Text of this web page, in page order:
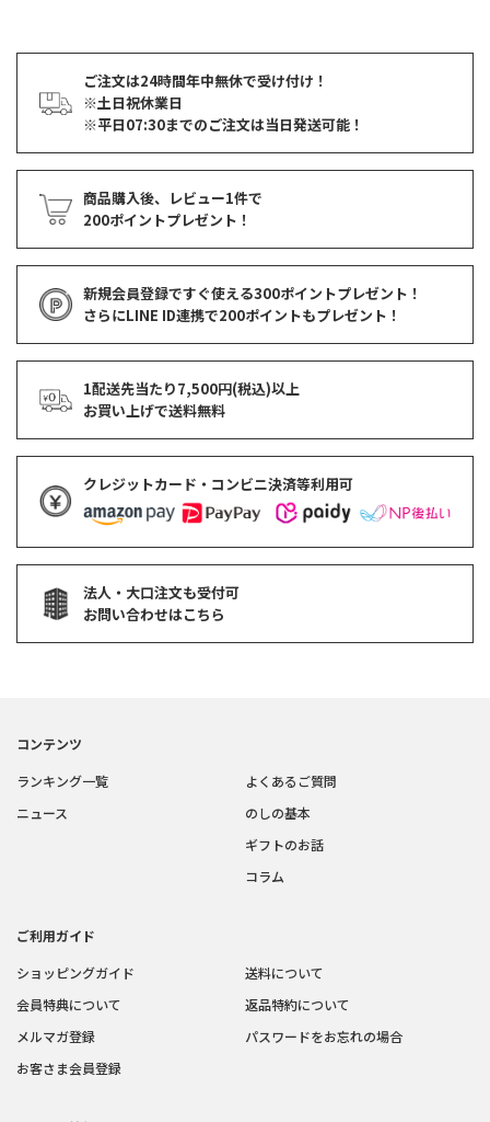
ご注文は24時間年中無休で受け付け！
※土日祝休業日
※平日07:30までのご注文は当日発送可能！
商品購入後、レビュー1件で
200ポイントプレゼント！
新規会員登録ですぐ使える300ポイントプレゼント！
さらにLINE ID連携で200ポイントもプレゼント！
1配送先当たり7,500円(税込)以上
お買い上げで送料無料
クレジットカード・コンビニ決済等利用可
法人・大口注文も受付可
お問い合わせはこちら
コンテンツ
ランキング一覧
ニュース
よくあるご質問
のしの基本
ギフトのお話
コラム
ご利用ガイド
ショッピングガイド
会員特典について
メルマガ登録
お客さま会員登録
送料について
返品特約について
パスワードをお忘れの場合